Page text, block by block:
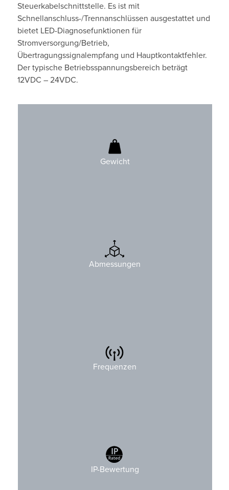
Steuerkabelschnittstelle. Es ist mit
Schnellanschluss-/Trennanschlüssen ausgestattet und
bietet LED-Diagnosefunktionen für
Stromversorgung/Betrieb,
Übertragungssignalempfang und Hauptkontaktfehler.
Der typische Betriebsspannungsbereich beträgt
12VDC – 24VDC.
Gewicht
910gr (2.0 lbs)
Abmessungen
H: 131mm (5.2″)
B: 165 mm (6,5″)
T: 65mm (2.6″)
Frequenzen
4xxMHz, 8xxMHz, 9xxMHz, 1,2GHz und 2,4GHz
IP-Bewertung